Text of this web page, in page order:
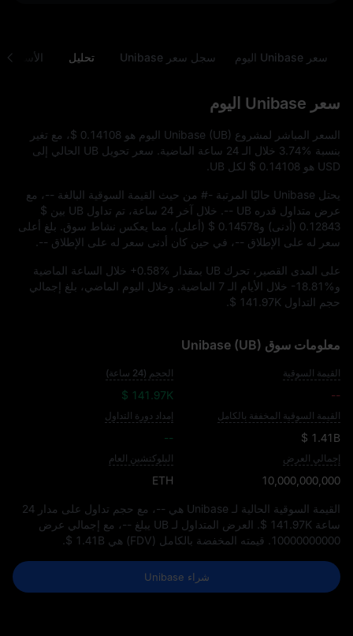
سعر Unibase اليوم سجل سعر Unibase تحليل الأسئلة
سعر Unibase اليوم
السعر المباشر لمشروع Unibase (UB) اليوم هو $ 0.14108، مع تغير
بنسبة 3.74%
خلال الـ 24 ساعة الماضية. سعر تحويل UB الحالي إلى
USD هو
$ 0.14108 لكل UB.
يحتل Unibase حاليًا المرتبة #- من حيث القيمة السوقية البالغة --، مع
عرض متداول قدره -- UB . خلال آخر 24 ساعة، تم تداول UB بين
$
0.12843 (أدنى) و$ 0.14578 (أعلى)، مما يعكس نشاط سوق. بلغ أعلى
سعر له على الإطلاق --، في حين كان أدنى سعر له على الإطلاق --
على المدى القصير، تحرك UB بمقدار +0.58% خلال الساعة الماضية
و-18.81%
خلال الأيام الـ 7 الماضية. وخلال اليوم الماضي، بلغ إجمالي
حجم التداول $ 141.97K
معلومات سوق Unibase (UB)
القيمة السوقية
--
الحجم (24 ساعة)
$ 141.97K
القيمة السوقية المخففة بالكامل
$ 1.41B
إمداد دورة التداول
--
إجمالي العرض
10,000,000,000
البلوكتشين العام
ETH
القيمة السوقية الحالية لـ Unibase هي --
، مع حجم تداول على مدار 24
ساعة $ 141.97K . العرض المتداول لـ UB يبلغ --، مع إجمالي عرض
10000000000
. قيمته المخفضة بالكامل (FDV) هي $ 1.41B
شراء Unibase